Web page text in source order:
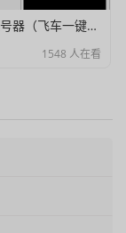
QQ飞车上号器（飞车一键登号器）V1.0
1548 人在看